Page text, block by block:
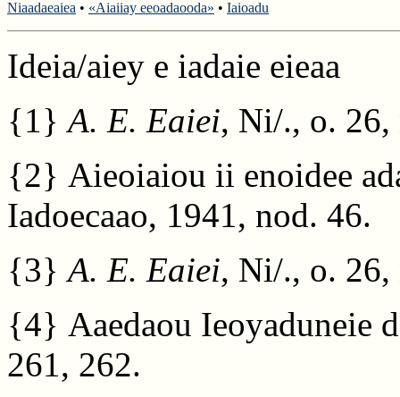
Niaadaeaiea • «Aiaiiay eeoadaooda» • Iaioadu
Ideia/aiey e iadaie eieaa
{1} A. E. Eaiei, Ni/., o. 26,
{2} Aieoiaiou ii enoidee
Iadoecaao, 1941, nod. 46.
{3} A. E. Eaiei, Ni/., o. 26,
{4} Aaedaou Ieoyaduneie
261, 262.